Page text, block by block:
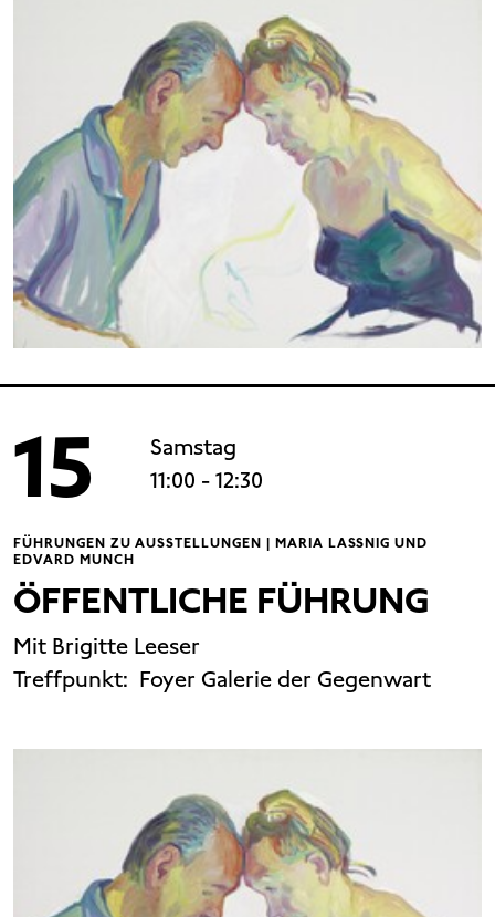
15
Samstag
11:00 - 12:30
FÜHRUNGEN ZU AUSSTELLUNGEN | MARIA LASSNIG UND
EDVARD MUNCH
ÖFFENTLICHE FÜHRUNG
Mit Brigitte Leeser
Treffpunkt: Foyer Galerie der Gegenwart